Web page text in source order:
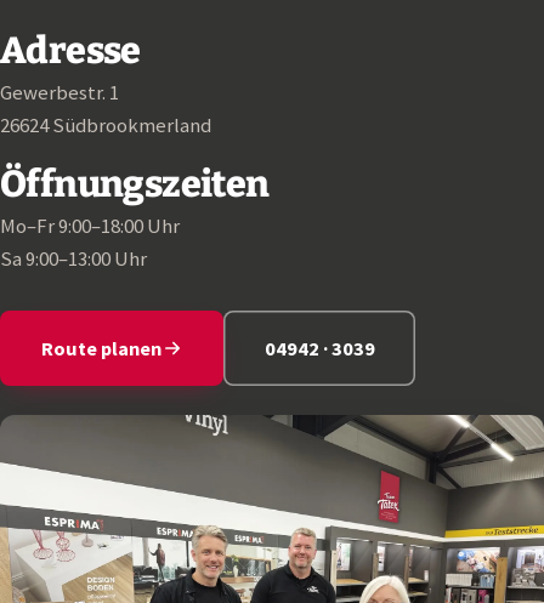
Adresse
Gewerbestr. 1
26624 Südbrookmerland
Öffnungszeiten
Mo–Fr 9:00–18:00 Uhr
Sa 9:00–13:00 Uhr
Route planen 04942 · 3039